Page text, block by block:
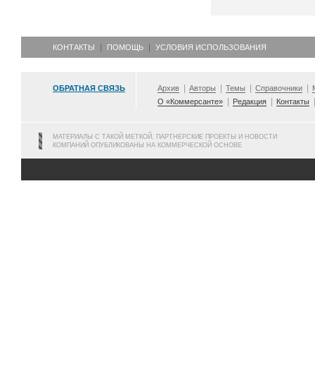
КОНТАКТЫ ПОМОЩЬ УСЛОВИЯ ИСПОЛЬЗОВАНИЯ
ОБРАТНАЯ СВЯЗЬ Архив Авторы Темы Справочники
О «Коммерсанте»
Редакция Контакты
МАТЕРИАЛЫ С ТАКОЙ МЕТКОЙ, ПАРТНЕРСКИЕ ПРОЕКТЫ И НОВОСТИ
КОМПАНИЙ ОПУБЛИКОВАНЫ НА КОММЕРЧЕСКОЙ ОСНОВЕ